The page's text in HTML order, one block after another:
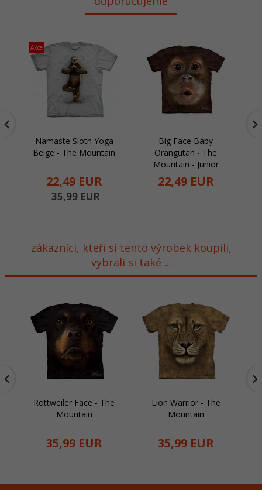
Akce
Namaste Sloth Yoga
Beige - The Mountain
22,49 EUR
35,99 EUR
Big Face Baby
Orangutan - The
Mountain - Junior
22,49 EUR
zákazníci, kteří si tento výrobek koupili,
vybrali si také ...
Rottweiler Face - The
Mountain
35,99 EUR
Lion Warrior - The
Mountain
35,99 EUR